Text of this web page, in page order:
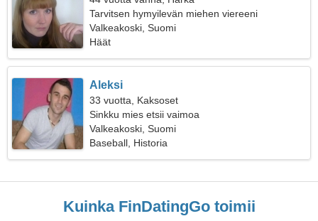
Tarvitsen hymyilevän miehen viereeni
Valkeakoski, Suomi
Häät
Aleksi
33 vuotta, Kaksoset
Sinkku mies etsii vaimoa
Valkeakoski, Suomi
Baseball, Historia
Kuinka FinDatingGo toimii